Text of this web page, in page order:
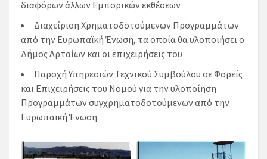
διαφόρων άλλων Εμπορικών εκθέσεων
Διαχείριση Χρηματοδοτούμενων Προγραμμάτων
από την Ευρωπαϊκή Ένωση, τα οποία θα υλοποιήσει ο
Δήμος Αρταίων και οι επιχειρήσεις του
Παροχή Υπηρεσιών Τεχνικού Συμβούλου σε Φορείς
και Επιχειρήσεις του Νομού για την υλοποίηση
Προγραμμάτων συγχρηματοδοτούμενων από την
Ευρωπαϊκή Ένωση.